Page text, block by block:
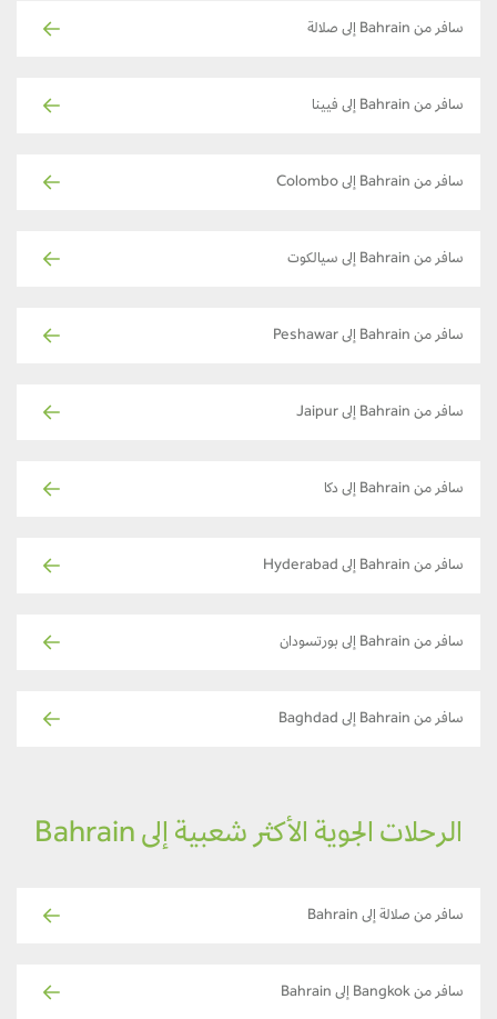
سافر من Bahrain إلى صلالة
سافر من Bahrain إلى فيينا
سافر من Bahrain إلى Colombo
سافر من Bahrain إلى سيالكوت
سافر من Bahrain إلى Peshawar
سافر من Bahrain إلى Jaipur
سافر من Bahrain إلى دكا
سافر من Bahrain إلى Hyderabad
سافر من Bahrain إلى بورتسودان
سافر من Bahrain إلى Baghdad
الرحلات الجوية الأكثر شعبية إلى Bahrain
سافر من صلالة إلى Bahrain
سافر من Bangkok إلى Bahrain